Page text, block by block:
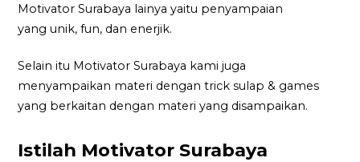
Motivator Surabaya lainya yaitu penyampaian
yang unik, fun, dan enerjik.
Selain itu Motivator Surabaya kami juga
menyampaikan materi dengan trick sulap & games
yang berkaitan dengan materi yang disampaikan.
Istilah Motivator Surabaya